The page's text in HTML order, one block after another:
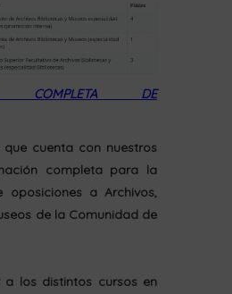
COMPLETA DE
cuenta con nuestros
completa para la
oposiciones a Archivos,
de la Comunidad de
a los distintos cursos en